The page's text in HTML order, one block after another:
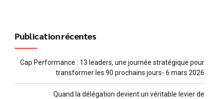
Publication récentes
Cap Performance : 13 leaders, une journée stratégique pour
transformer les 90 prochains jours- 6 mars 2026
Quand la délégation devient un véritable levier de